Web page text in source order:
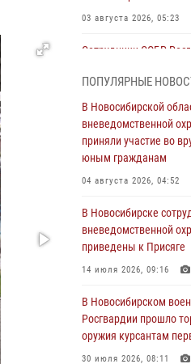
03 августа 2026, 05:23
Сотрудники СОБР
обысков в рамках
мошенничеств
31 июля 2026, 07:52
В Новосибирском
30 июля 2026, 08:11
При силовой
СОБР Росгвардии
сфере страхования
29 июля 2026, 05:19
В Новосибирске
ПОПУЛЯРНЫЕ
В Новосибирской
вневедомственной
приняли участие во
юным гражданам
04 августа 2026, 04:52
В Новосибирске
вневедомственной
приведены к Присяге
14 июля 2026, 09:16
В Новосибирском
Росгвардии прошло
оружия курсантам
30 июля 2026, 08:11